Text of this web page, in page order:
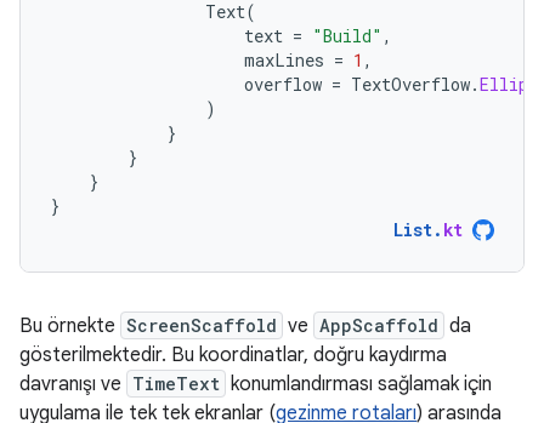
Text(
text = "Build" ,
maxLines = 1 ,
overflow = TextOverflow.
)
}
}
}
}
List. kt
Bu örnekte ScreenScaffold ve AppScaffold da
gösterilmektedir. Bu koordinatlar, doğru kaydırma
davranışı ve TimeText konumlandırması sağlamak için
uygulama ile tek tek ekranlar (gezinme rotaları) arasında